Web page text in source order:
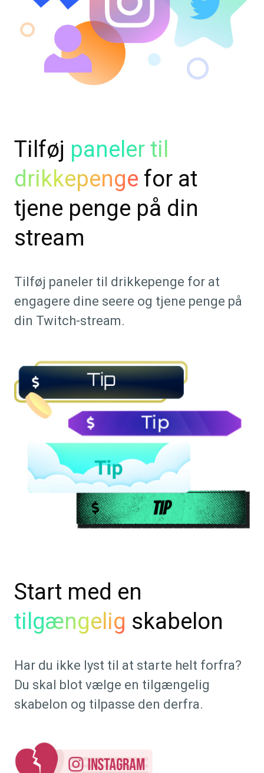
Tilføj paneler til
drikkepenge for at
tjene penge på din
stream
Tilføj paneler til drikkepenge for at
engagere dine seere og tjene penge på
din Twitch-stream.
Start med en
tilgængelig skabelon
Har du ikke lyst til at starte helt forfra?
Du skal blot vælge en tilgængelig
skabelon og tilpasse den derfra.